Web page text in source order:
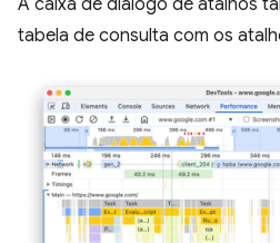
A caixa de diálogo de atalhos
tabela de consulta com os